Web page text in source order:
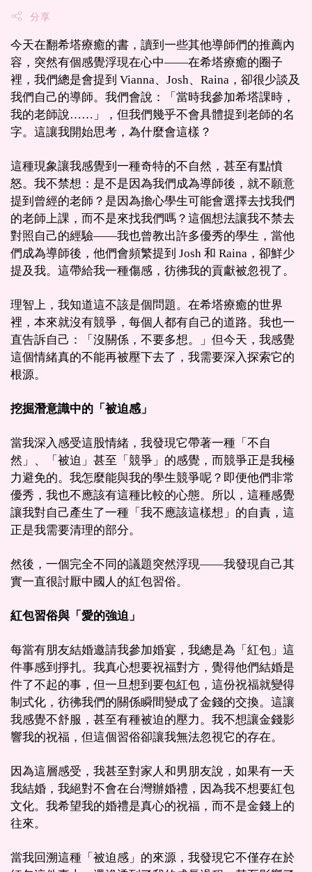
分享
今天在翻希塔療癒的書，讀到一些其他導師們的推薦內
容，突然有個感覺浮現在心中——在希塔療癒的圈子
裡，我們總是會提到 Vianna、Josh、Raina，卻很少談及
我們自己的導師。我們會說：「當時我參加希塔課時，
我的老師說……」，但我們幾乎不會具體提到老師的名
字。這讓我開始思考，為什麼會這樣？
這種現象讓我感覺到一種奇特的不自然，甚至有點憤
怒。我不禁想：是不是因為我們成為導師後，就不願意
提到曾經的老師？是因為擔心學生可能會選擇去找我們
的老師上課，而不是來找我們嗎？這個想法讓我不禁去
對照自己的經驗——我也曾教出許多優秀的學生，當他
們成為導師後，他們會頻繁提到 Josh 和 Raina，卻鮮少
提及我。這帶給我一種傷感，彷彿我的貢獻被忽視了。
理智上，我知道這不該是個問題。在希塔療癒的世界
裡，本來就沒有競爭，每個人都有自己的道路。我也一
直告訴自己：「沒關係，不要多想。」但今天，我感覺
這個情緒真的不能再被壓下去了，我需要深入探索它的
根源。
挖掘潛意識中的「被迫感」
當我深入感受這股情緒，我發現它帶著一種「不自
然」、「被迫」甚至「競爭」的感覺，而競爭正是我極
力避免的。我怎麼能與我的學生競爭呢？即便他們非常
優秀，我也不應該有這種比較的心態。所以，這種感覺
讓我對自己產生了一種「我不應該這樣想」的自責，這
正是我需要清理的部分。
然後，一個完全不同的議題突然浮現——我發現自己其
實一直很討厭中國人的紅包習俗。
紅包習俗與「愛的強迫」
每當有朋友結婚邀請我參加婚宴，我總是為「紅包」這
件事感到掙扎。我真心想要祝福對方，覺得他們結婚是
件了不起的事，但一旦想到要包紅包，這份祝福就變得
制式化，彷彿我們的關係瞬間變成了金錢的交換。這讓
我感覺不舒服，甚至有種被迫的壓力。我不想讓金錢影
響我的祝福，但這個習俗卻讓我無法忽視它的存在。
因為這層感受，我甚至對家人和男朋友說，如果有一天
我結婚，我絕對不會在台灣辦婚禮，因為我不想要紅包
文化。我希望我的婚禮是真心的祝福，而不是金錢上的
往來。
當我回溯這種「被迫感」的來源，我發現它不僅存在於